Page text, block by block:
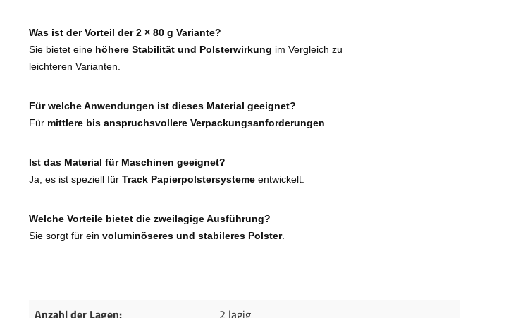
Was ist der Vorteil der 2 × 80 g Variante?
Sie bietet eine höhere Stabilität und Polsterwirkung im Vergleich zu
leichteren Varianten.
Für welche Anwendungen ist dieses Material geeignet?
Für mittlere bis anspruchsvollere Verpackungsanforderungen
Ist das Material für Maschinen geeignet?
Ja, es ist speziell für Track Papierpolstersysteme entwickelt.
Welche Vorteile bietet die zweilagige Ausführung?
Sie sorgt für ein voluminöseres und stabileres Polster.
Anzahl der Lagen:
2 lagig